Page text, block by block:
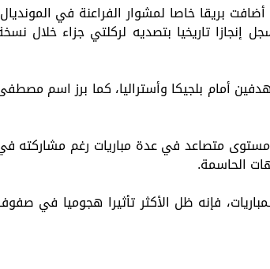
بريقا خاصا لمشوار الفراعنة في
إنجازا تاريخيا بتصديه لركلتي جزاء خلال
أمام بلجيكا وأستراليا، كما برز اسم
مستوى متصاعد في عدة مباريات رغم مشاركته
الحاسمة.
فإنه ظل الأكثر تأثيرا هجوميا في